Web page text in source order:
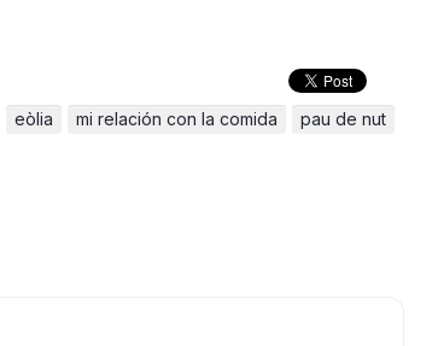
eòlia mi relación con la comida
pau de nut